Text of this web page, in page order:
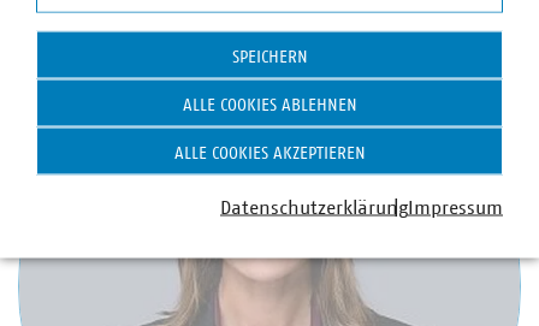
Statistik
SPEICHERN
ALLE COOKIES ABLEHNEN
ALLE COOKIES AKZEPTIEREN
DatenschutzerklärungImpressum